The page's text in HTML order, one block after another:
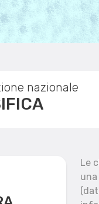
nazionale
Reset filtri
Le